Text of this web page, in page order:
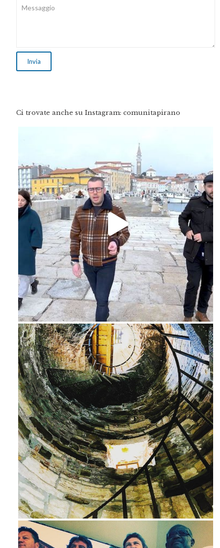
Ci trovate anche su Instagram: comunitapirano
Feb 16
Ago 3